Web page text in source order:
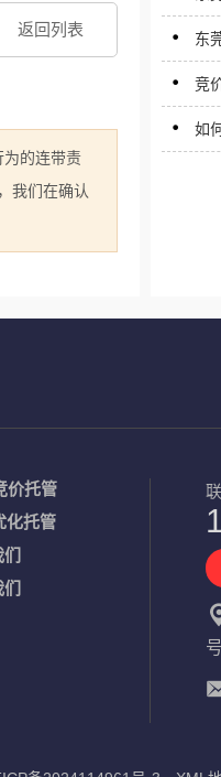
返回列表
为的连带责
我们在确认
东
竞
如
价托管
化托管